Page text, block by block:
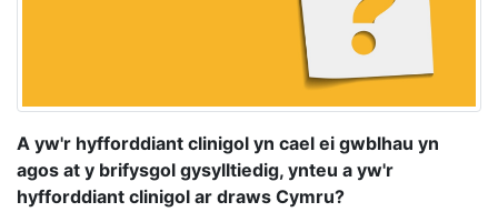
A yw'r hyfforddiant clinigol yn cael ei gwblhau yn
agos at y brifysgol gysylltiedig, ynteu a yw'r
hyfforddiant clinigol ar draws Cymru?